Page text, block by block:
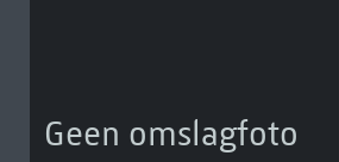
Geen omslagfoto